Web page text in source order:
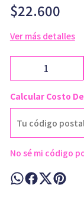
$22.600
Ver más detalles
Calcular Costo
No sé mi código